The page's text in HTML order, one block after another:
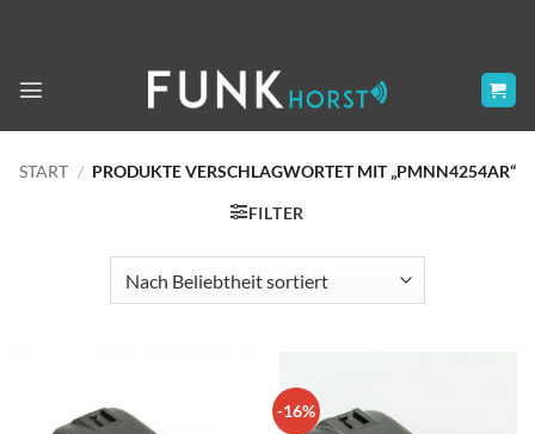
START / PRODUKTE VERSCHLAGWORTET MIT „PMNN4254AR“
FILTER
-16%